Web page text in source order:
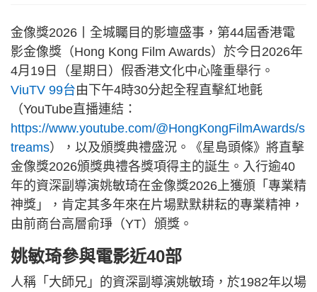
金像獎2026丨全城矚目的影壇盛事，第44屆香港電
影金像獎（Hong Kong Film Awards）於今日2026年
4月19日（星期日）假香港文化中心隆重舉行。
ViuTV 99台由下午4時30分起全程直擊紅地氈
（YouTube直播連結：
https://www.youtube.com/@HongKongFilmAwards/s
treams），以及頒獎典禮盛況。《星島頭條》將直擊
金像獎2026頒獎典禮各獎項得主的誕生。入行逾40
年的資深副導演姚敏琦在金像獎2026上獲頒「專業精
神獎」，肯定其多年來在片場默默耕耘的專業精神，
由前商台高層俞琤（YT）頒獎。
姚敏琦參與電影近40部
人稱「大師兄」的資深副導演姚敏琦，於1982年以場